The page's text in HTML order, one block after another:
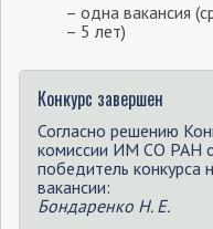
– одна вакансия
– 5 лет)
Конкурс завершен
Согласно решению
комиссии ИМ СО РАН
победитель конкурса
вакансии:
Бондаренко Н. Е.